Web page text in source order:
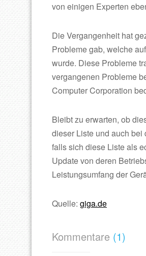
von einigen Experten
Die Vergangenheit hat
Probleme gab, welche
wurde. Diese Probleme
vergangenen Probleme
Computer Corporation
Bleibt zu erwarten, ob
dieser Liste und auch bei
falls sich diese Liste als
Update von deren
Leistungsumfang der
Quelle: giga.de
Kommentare (1)